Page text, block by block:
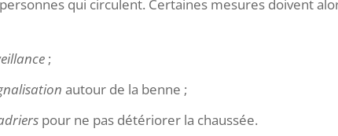
qui circulent. Certaines mesures doivent
;
autour de la benne ;
pour ne pas détériorer la chaussée.